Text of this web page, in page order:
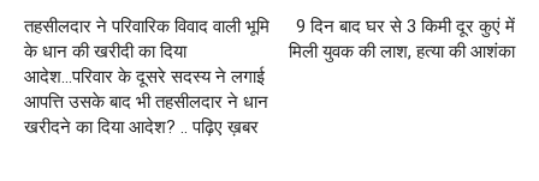
तहसीलदार ने परिवारिक विवाद वाली भूमि
के धान की खरीदी का दिया
आदेश...परिवार के दूसरे सदस्य ने लगाई
आपत्ति उसके बाद भी तहसीलदार ने धान
खरीदने का दिया आदेश? .. पढ़िए ख़बर
9 दिन बाद घर से 3 किमी दूर कुएं में
मिली युवक की लाश, हत्या की आशंका